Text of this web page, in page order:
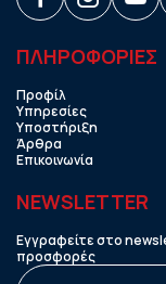
ΠΛΗΡΟΦΟΡΙΕΣ
Προφίλ
Υπηρεσίες
Υποστήριξη
Άρθρα
Επικοινωνία
NEWSLETTER
Εγγραφείτε στο
προσφορές